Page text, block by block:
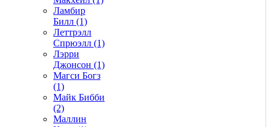
Ламбир
Билл (1)
Леттрэлл
Спрюэлл (1)
Лэрри
Джонсон (1)
Магси Богз
(1)
Майк Бибби
(2)
Маллин